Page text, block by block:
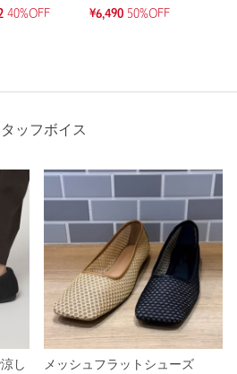
40%OFF
¥6,490 50%OFF
ッフボイス
し
メッシュフラットシューズ